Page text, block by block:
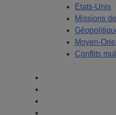
États-Unis
Missions
Moyen-
Conflits